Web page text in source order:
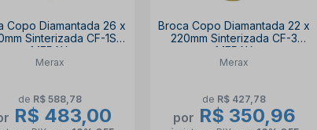
Copo Diamantada 26 x
Sinterizada CF-1S
MERAX
Merax
de R$ 588,78
R$ 483,00
Broca Copo Diamantada 22 x
220mm Sinterizada CF-3
MERAX
Merax
de R$ 427,78
por R$ 350,96